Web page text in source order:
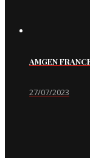
AMGEN
27/07/2023